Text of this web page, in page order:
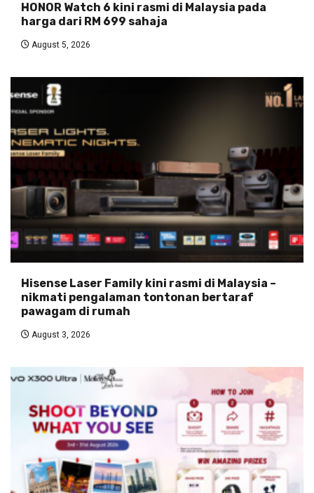
HONOR Watch 6 kini rasmi di Malaysia pada
harga dari RM 699 sahaja
August 5, 2026
Hisense Laser Family kini rasmi di Malaysia –
nikmati pengalaman tontonan bertaraf
pawagam di rumah
August 3, 2026